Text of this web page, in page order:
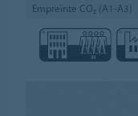
Empreinte CO₂ (A1-A3)